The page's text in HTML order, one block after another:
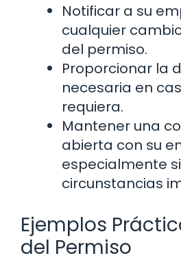
Notificar a su
cualquier
del permiso.
Proporcionar la
necesaria en
requiera.
Mantener una
abierta con su
especialmente
circunstancias
Ejemplos
del Permiso